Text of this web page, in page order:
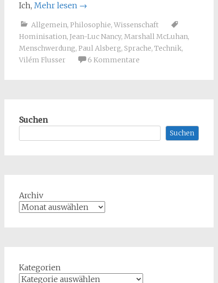
Ich, Mehr lesen →
Allgemein, Philosophie, Wissenschaft
Hominisation, Jean-Luc Nancy, Marshall McLuhan,
Menschwerdung, Paul Alsberg, Sprache, Technik,
Vilém Flusser
6 Kommentare
Suchen
Suchen
Archiv
Kategorien